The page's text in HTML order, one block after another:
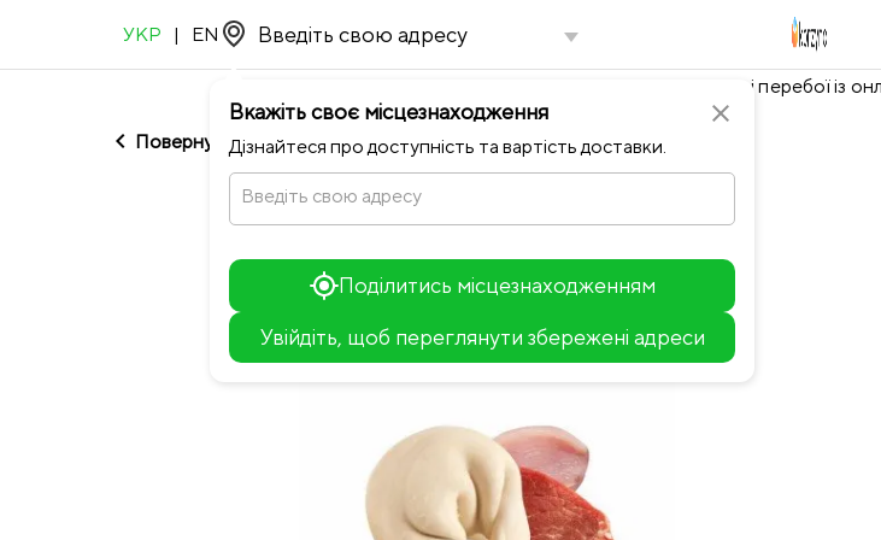
УКР | EN
close
Вкажіть своє місцезнаходження
Дізнайтеся про доступність та вартість доставки.
Введіть свою адресу
Поділитись місцезнаходженням
Увійдіть, щоб переглянути збережені адреси
Тимчасово можливі перебої із
chevron_left Повернутися до Ситий вареник